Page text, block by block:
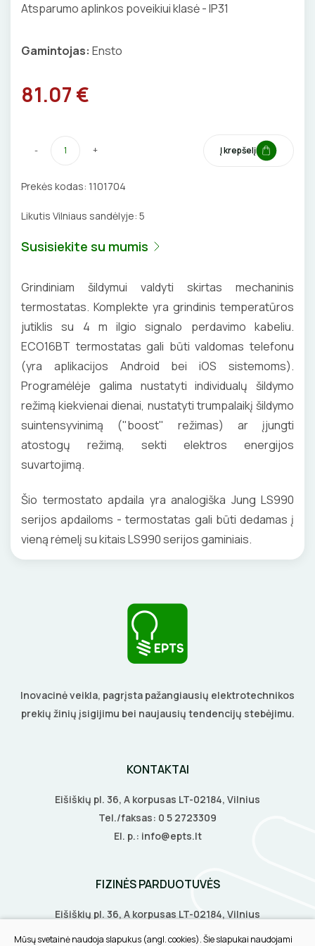
VENTILIATORIAI
BATERIJOS
EL. SKAMBUČIAI
BŪGNAI KABELIŲ VYNIOJIMUI
GRĘŽIMO KARŪNOS, GRĄŽTAI
GULSČIUKAI
PJOVIMO ĮRANKIAI
KALIMO ĮRANKIAI
ŽYMEKLIAI
Izoliacinės plokštės
Atsparumo aplinkos poveikiui klasė - IP31
Gamintojas: Ensto
81.07 €
- + Į krepšelį
Prekės kodas: 1101704
Likutis Vilniaus sandėlyje: 5
Susisiekite su mumis
Grindiniam šildymui valdyti skirtas mechaninis
termostatas. Komplekte yra grindinis temperatūros
jutiklis su 4 m ilgio signalo perdavimo kabeliu.
ECO16BT termostatas gali būti valdomas telefonu
(yra aplikacijos Android bei iOS sistemoms).
Programėlėje galima nustatyti individualų šildymo
režimą kiekvienai dienai, nustatyti trumpalaikį šildymo
suintensyvinimą ("boost" režimas) ar įjungti
atostogų režimą, sekti elektros energijos
suvartojimą.
Šio termostato apdaila yra analogiška Jung LS990
serijos apdailoms - termostatas gali būti dedamas į
vieną rėmelį su kitais LS990 serijos gaminiais.
Inovacinė veikla, pagrįsta pažangiausių elektrotechnikos
prekių žinių įsigijimu bei naujausių tendencijų stebėjimu.
KONTAKTAI
Eišiškių pl. 36, A korpusas LT-02184, Vilnius
Tel./faksas: 0 5 2723309
El. p.: info@epts.lt
FIZINĖS PARDUOTUVĖS
Eišiškių pl. 36, A korpusas LT-02184, Vilnius
Biruliškių g. 8, LT-52168, Kaunas
Mūsų svetainė naudoja slapukus (angl. cookies). Šie slapukai naudojami